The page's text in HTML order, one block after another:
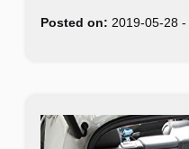
Posted on: 2019-05-28 -